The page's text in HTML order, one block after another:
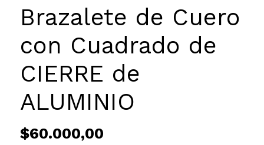
Brazalete de Cuero
con Cuadrado de
CIERRE de
ALUMINIO
$60.000,00